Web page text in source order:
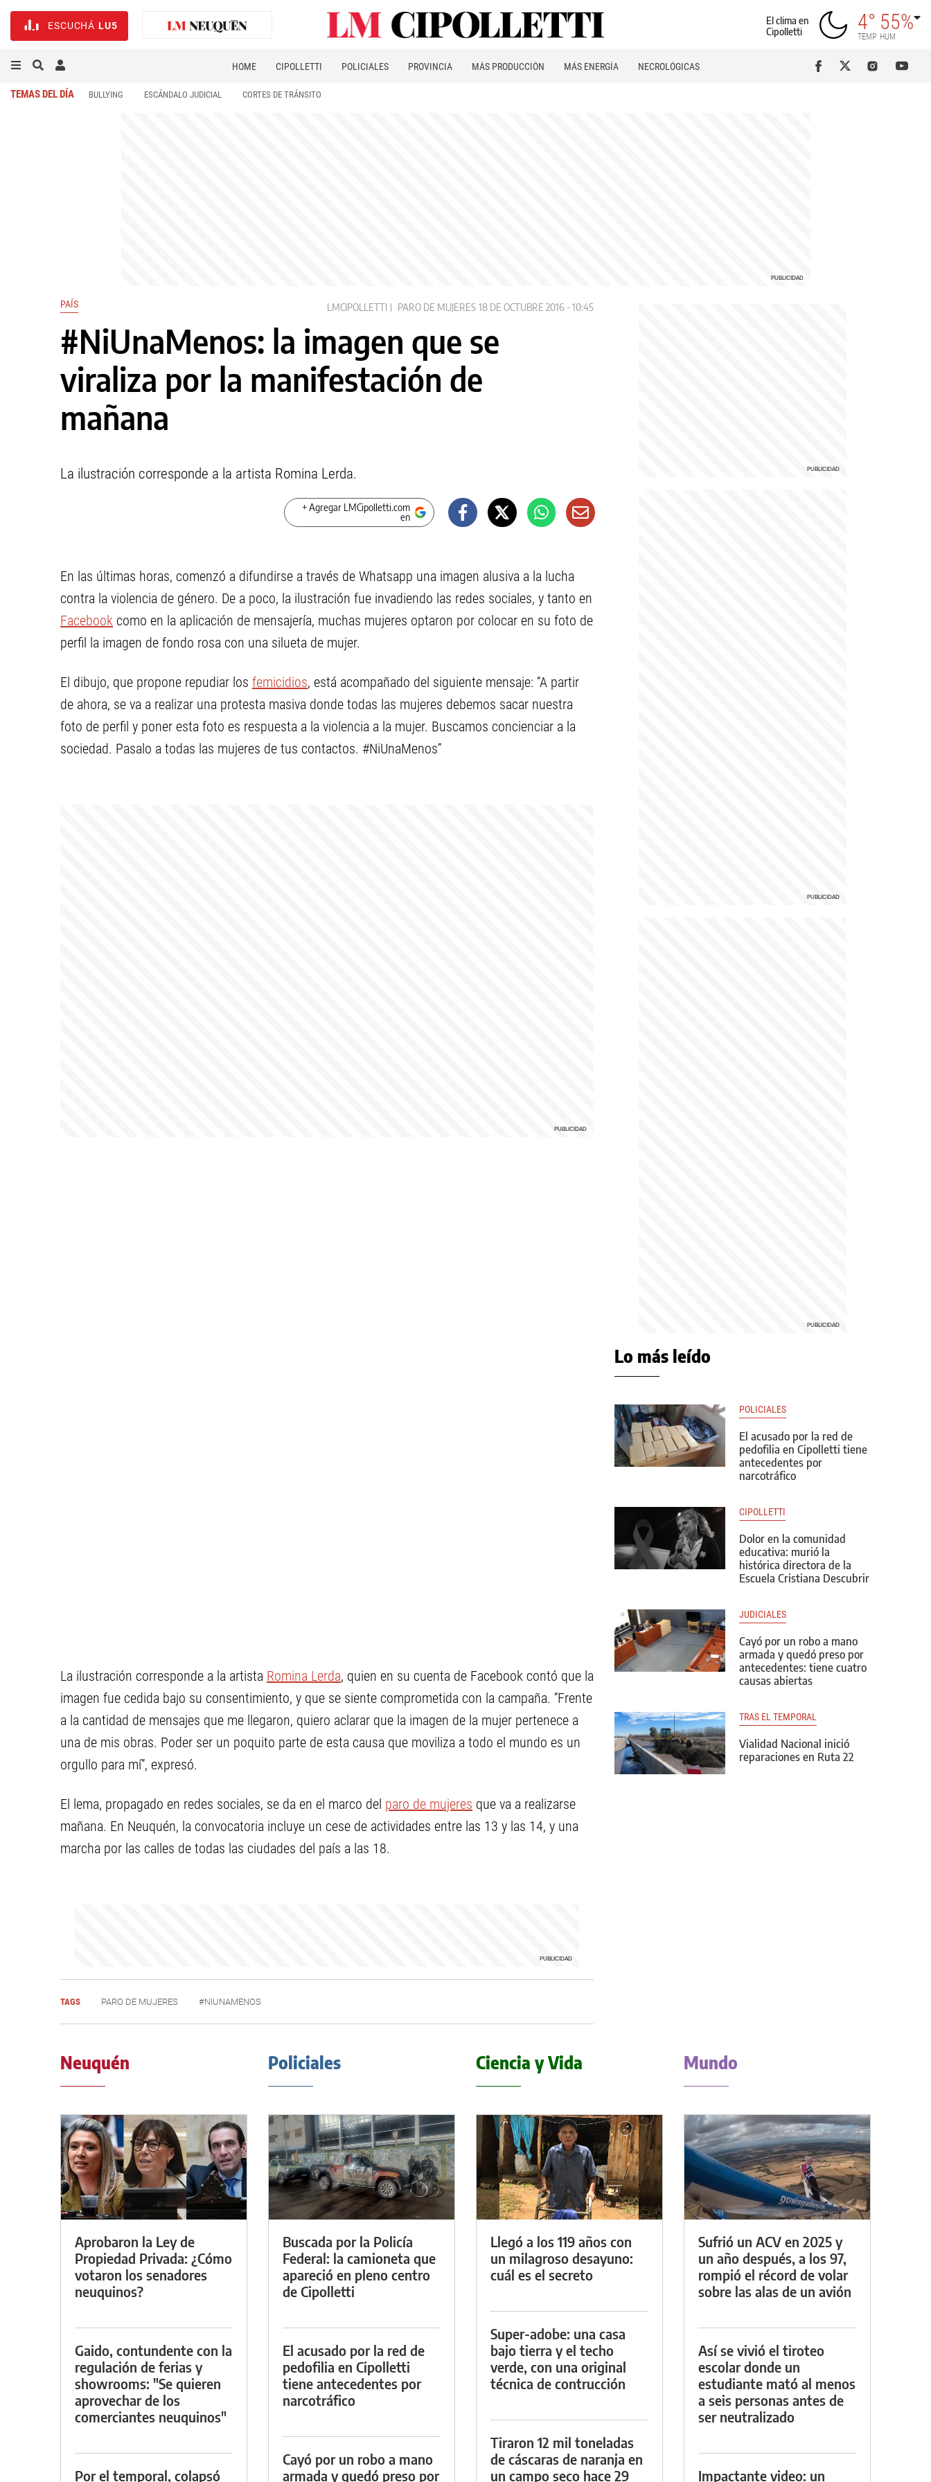
ESCUCHÁ LU5
El clima en
Cipolletti
4°
TEMP
55%
HUM
HOME CIPOLLETTI POLICIALES PROVINCIA MÁS PRODUCCIÓN MÁS ENERGÍA NECROLÓGICAS
TEMAS DEL DÍA BULLYING ESCÁNDALO JUDICIAL CORTES DE TRÁNSITO
PAÍS LMCIPOLLETTI PARO DE MUJERES 18 DE OCTUBRE 2016 - 10:45
#NiUnaMenos: la imagen que se
viraliza por la manifestación de
mañana
La ilustración corresponde a la artista Romina Lerda.
+ Agregar LMCipolletti.com
en
En las últimas horas, comenzó a difundirse a través de Whatsapp una imagen alusiva a la lucha
contra la violencia de género. De a poco, la ilustración fue invadiendo las redes sociales, y tanto en
Facebook como en la aplicación de mensajería, muchas mujeres optaron por colocar en su foto de
perfil la imagen de fondo rosa con una silueta de mujer.
El dibujo, que propone repudiar los femicidios, está acompañado del siguiente mensaje: ’’A partir
de ahora, se va a realizar una protesta masiva donde todas las mujeres debemos sacar nuestra
foto de perfil y poner esta foto es respuesta a la violencia a la mujer. Buscamos concienciar a la
sociedad. Pasalo a todas las mujeres de tus contactos. #NiUnaMenos’’
La ilustración corresponde a la artista Romina Lerda, quien en su cuenta de Facebook contó que la
imagen fue cedida bajo su consentimiento, y que se siente comprometida con la campaña. ‘’Frente
a la cantidad de mensajes que me llegaron, quiero aclarar que la imagen de la mujer pertenece a
una de mis obras. Poder ser un poquito parte de esta causa que moviliza a todo el mundo es un
orgullo para mí’’, expresó.
El lema, propagado en redes sociales, se da en el marco del paro de mujeres que va a realizarse
mañana. En Neuquén, la convocatoria incluye un cese de actividades entre las 13 y las 14, y una
marcha por las calles de todas las ciudades del país a las 18.
TAGS PARO DE MUJERES #NIUNAMENOS
Lo más leído
POLICIALES
El acusado por la red de
pedofilia en Cipolletti tiene
antecedentes por
narcotráfico
CIPOLLETTI
Dolor en la comunidad
educativa: murió la
histórica directora de la
Escuela Cristiana Descubrir
JUDICIALES
Cayó por un robo a mano
armada y quedó preso por
antecedentes: tiene cuatro
causas abiertas
TRAS EL TEMPORAL
Vialidad Nacional inició
reparaciones en Ruta 22
Neuquén
Aprobaron la Ley de
Propiedad Privada: ¿Cómo
votaron los senadores
neuquinos?
Gaido, contundente con la
regulación de ferias y
showrooms: "Se quieren
aprovechar de los
comerciantes neuquinos"
Por el temporal, colapsó
Policiales
Buscada por la Policía
Federal: la camioneta que
apareció en pleno centro
de Cipolletti
El acusado por la red de
pedofilia en Cipolletti
tiene antecedentes por
narcotráfico
Cayó por un robo a mano
armada y quedó preso por
Ciencia y Vida
Llegó a los 119 años con
un milagroso desayuno:
cuál es el secreto
Super-adobe: una casa
bajo tierra y el techo
verde, con una original
técnica de contrucción
Tiraron 12 mil toneladas
de cáscaras de naranja en
un campo seco hace 29
Mundo
Sufrió un ACV en 2025 y
un año después, a los 97,
rompió el récord de volar
sobre las alas de un avión
Así se vivió el tiroteo
escolar donde un
estudiante mató al menos
a seis personas antes de
ser neutralizado
Impactante video: un